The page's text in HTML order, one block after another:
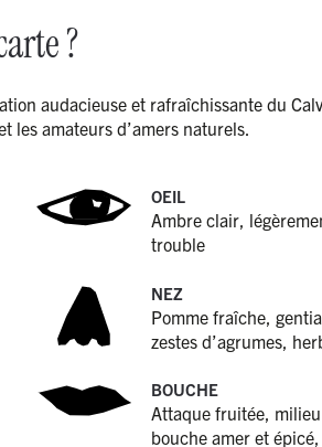
?
audacieuse et rafraîchissante du
les amateurs d’amers naturels.
OEIL
Ambre clair,
trouble
NEZ
Pomme fraîche,
zestes d’agrumes,
BOUCHE
Attaque fruitée,
bouche amer et